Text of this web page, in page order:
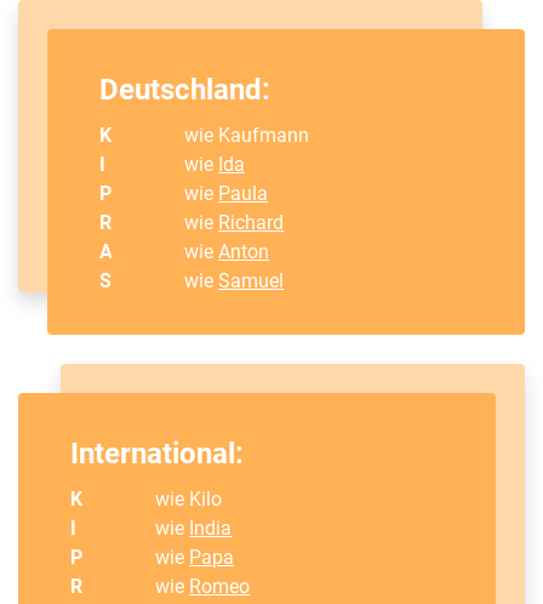
Deutschland:
K
wie Kaufmann
I
wie Ida
P
wie Paula
R
wie Richard
A
wieAnton
S
wieSamuel
International:
K
wie Kilo
I
wie India
P
wie Papa
R
wie Romeo